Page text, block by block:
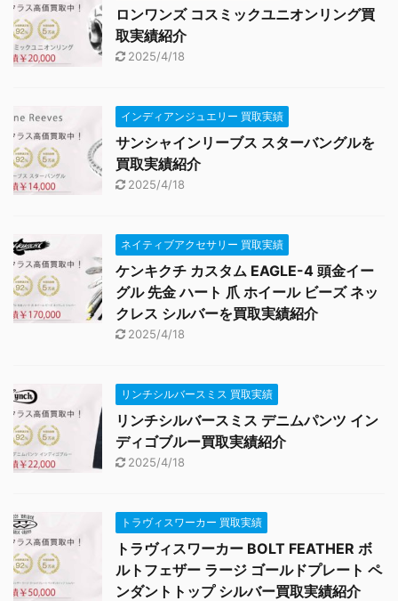
ロンワンズ コスミックユニオンリング買
取実績紹介
2025/4/18
インディアンジュエリー 買取実績
サンシャインリーブス スターバングルを
買取実績紹介
2025/4/18
ネイティブアクセサリー 買取実績
ケンキクチ カスタム EAGLE-4 頭金イー
グル 先金 ハート 爪 ホイール ビーズ ネッ
クレス シルバーを買取実績紹介
2025/4/18
リンチシルバースミス 買取実績
リンチシルバースミス デニムパンツ イン
ディゴブルー買取実績紹介
2025/4/18
トラヴィスワーカー 買取実績
トラヴィスワーカー BOLT FEATHER ボ
ルトフェザー ラージ ゴールドプレート ペ
ンダントトップ シルバー買取実績紹介